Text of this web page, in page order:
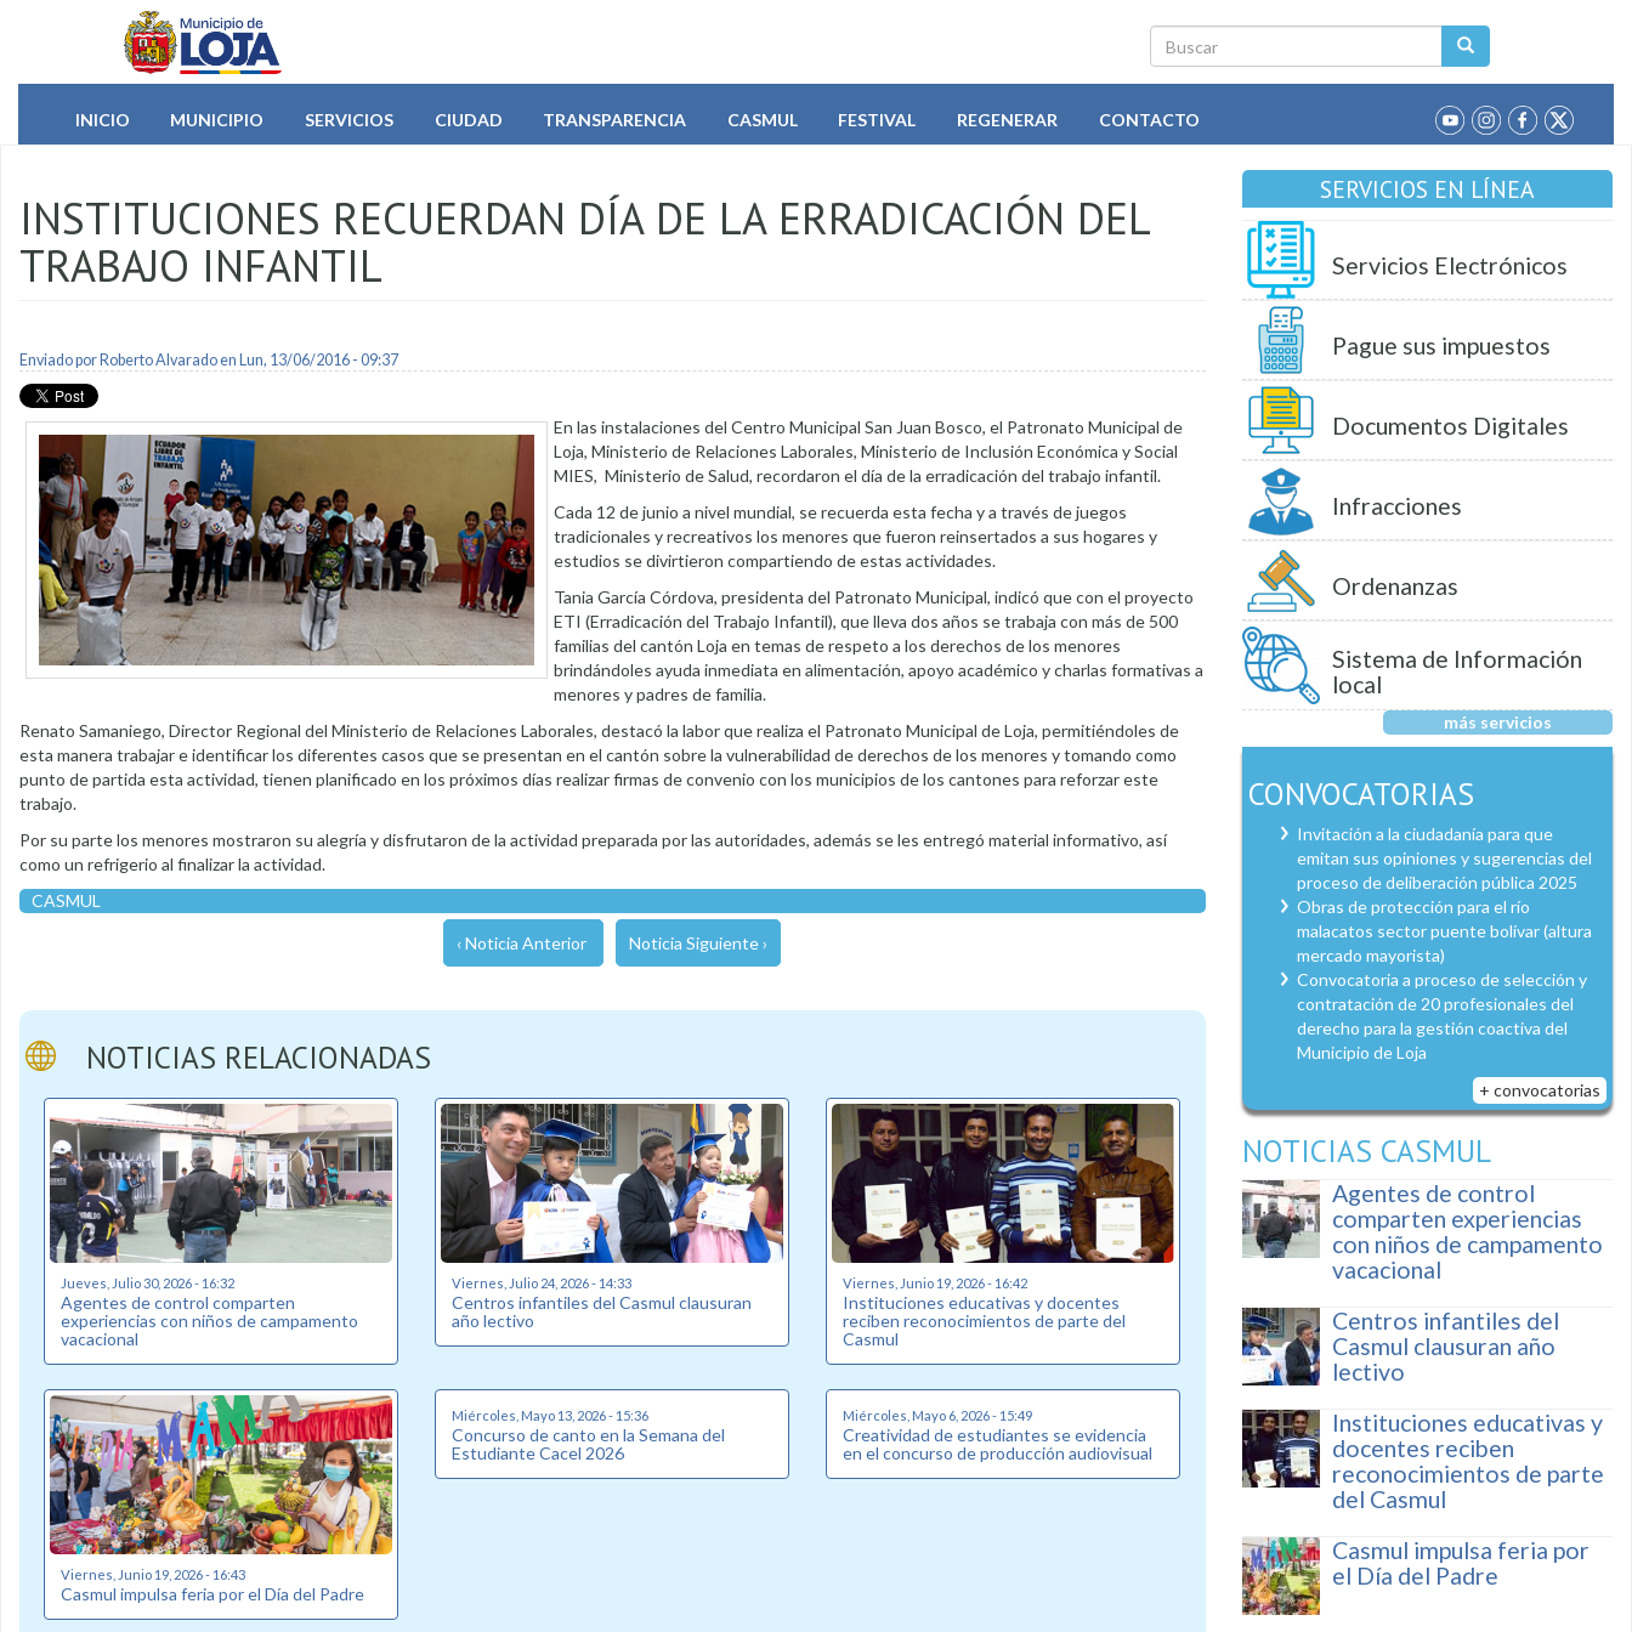
Pasar al contenido principal
Buscar
INICIO
MUNICIPIO SERVICIOS CIUDAD TRANSPARENCIA CASMUL FESTIVAL REGENERAR CONTACTO
INSTITUCIONES RECUERDAN DÍA DE LA ERRADICACIÓN DEL
TRABAJO INFANTIL
Enviado por Roberto Alvaradoen Lun, 13/06/2016 - 09:37
En las instalaciones del Centro Municipal San Juan Bosco, el Patronato Municipal de
Loja, Ministerio de Relaciones Laborales, Ministerio de Inclusión Económica y Social
MIES, Ministerio de Salud, recordaron el día de la erradicación del trabajo infantil.
Cada 12 de junio a nivel mundial, se recuerda esta fecha y a través de juegos
tradicionales y recreativos los menores que fueron reinsertados a sus hogares y
estudios se divirtieron compartiendo de estas actividades.
Tania García Córdova, presidenta del Patronato Municipal, indicó que con el proyecto
ETI (Erradicación del Trabajo Infantil), que lleva dos años se trabaja con más de 500
familias del cantón Loja en temas de respeto a los derechos de los menores
brindándoles ayuda inmediata en alimentación, apoyo académico y charlas formativas a
menores y padres de familia.
Renato Samaniego, Director Regional del Ministerio de Relaciones Laborales, destacó la labor que realiza el Patronato Municipal de Loja, permitiéndoles de
esta manera trabajar e identificar los diferentes casos que se presentan en el cantón sobre la vulnerabilidad de derechos de los menores y tomando como
punto de partida esta actividad, tienen planificado en los próximos días realizar firmas de convenio con los municipios de los cantones para reforzar este
trabajo.
Por su parte los menores mostraron su alegría y disfrutaron de la actividad preparada por las autoridades, además se les entregó material informativo, así
como un refrigerio al finalizar la actividad.
CASMUL
‹ Noticia Anterior Noticia Siguiente ›
NOTICIAS RELACIONADAS
Jueves, Julio 30, 2026 - 16:32
Agentes de control comparten
experiencias con niños de campamento
vacacional
Viernes, Julio 24, 2026 - 14:33
Centros infantiles del Casmul clausuran
año lectivo
Viernes, Junio 19, 2026 - 16:42
Instituciones educativas y docentes
reciben reconocimientos de parte del
Casmul
Viernes, Junio 19, 2026 - 16:43
Casmul impulsa feria por el Día del Padre
Miércoles, Mayo 13, 2026 - 15:36
Concurso de canto en la Semana del
Estudiante Cacel 2026
Miércoles, Mayo 6, 2026 - 15:49
Creatividad de estudiantes se evidencia
en el concurso de producción audiovisual
SERVICIOS EN LÍNEA
Servicios Electrónicos
Pague sus impuestos
Documentos Digitales
Infracciones
Ordenanzas
Sistema de Información
local
más servicios
CONVOCATORIAS
Invitación a la ciudadanía para que
emitan sus opiniones y sugerencias del
proceso de deliberación pública 2025
Obras de protección para el río
malacatos sector puente bolívar (altura
mercado mayorista)
Convocatoria a proceso de selección y
contratación de 20 profesionales del
derecho para la gestión coactiva del
Municipio de Loja
+ convocatorias
NOTICIAS CASMUL
Agentes de control
comparten experiencias
con niños de campamento
vacacional
Centros infantiles del
Casmul clausuran año
lectivo
Instituciones educativas y
docentes reciben
reconocimientos de parte
del Casmul
Casmul impulsa feria por
el Día del Padre